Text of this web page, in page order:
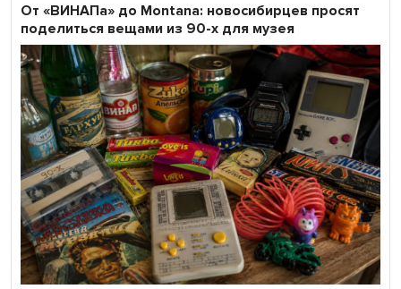
От «ВИНАПа» до Montana: новосибирцев просят
поделиться вещами из 90-х для музея